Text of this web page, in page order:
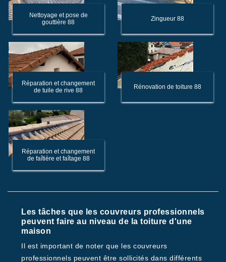
Nettoyage et pose de
gouttière 88
Zingueur 88
Réparation et changement
de tuile de rive 88
Rénovation de toiture 88
Réparation et changement
de faîtière et faîtage 88
Les tâches que les couvreurs professionnels
peuvent faire au niveau de la toiture d'une
maison
Il est important de noter que les couvreurs
professionnels peuvent être sollicités dans différents